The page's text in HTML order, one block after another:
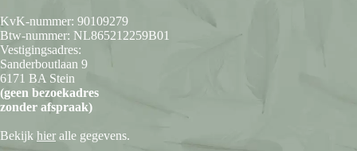
KvK-nummer: 90109279
Btw-nummer: NL865212259B01
Vestigingsadres:
Sanderboutlaan 9
6171 BA Stein
(geen bezoekadres
zonder afspraak)
Bekijk hier alle gegevens.